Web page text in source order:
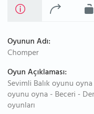
Oyunun Adı:
Chomper
Oyun Açıklaması:
Sevimli Balık oyunu
oyunu oyna - Beceri -
oyunları